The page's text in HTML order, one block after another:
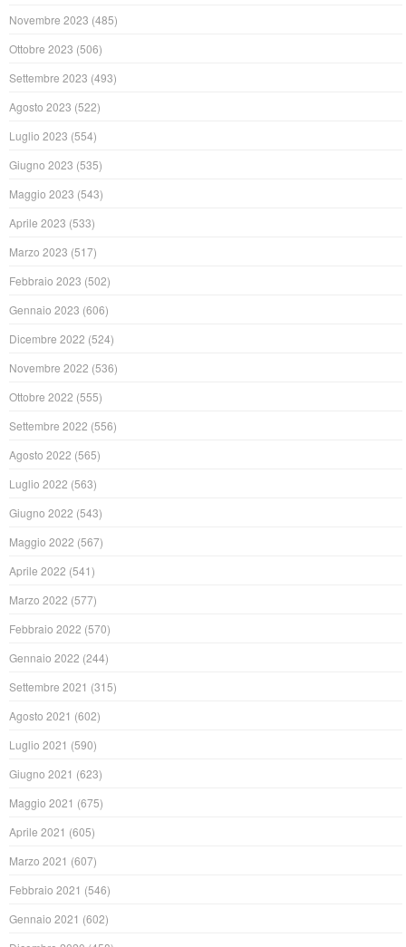
Novembre 2023 (485)
Ottobre 2023 (506)
Settembre 2023 (493)
Agosto 2023 (522)
Luglio 2023 (554)
Giugno 2023 (535)
Maggio 2023 (543)
Aprile 2023 (533)
Marzo 2023 (517)
Febbraio 2023 (502)
Gennaio 2023 (606)
Dicembre 2022 (524)
Novembre 2022 (536)
Ottobre 2022 (555)
Settembre 2022 (556)
Agosto 2022 (565)
Luglio 2022 (563)
Giugno 2022 (543)
Maggio 2022 (567)
Aprile 2022 (541)
Marzo 2022 (577)
Febbraio 2022 (570)
Gennaio 2022 (244)
Settembre 2021 (315)
Agosto 2021 (602)
Luglio 2021 (590)
Giugno 2021 (623)
Maggio 2021 (675)
Aprile 2021 (605)
Marzo 2021 (607)
Febbraio 2021 (546)
Gennaio 2021 (602)